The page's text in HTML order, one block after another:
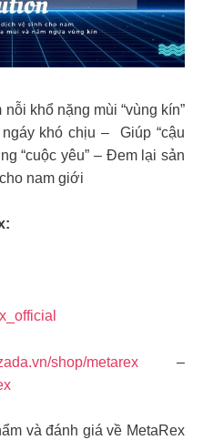
khổ nặng mùi “vùng kín”
khó chịu – Giúp “cậu
“cuộc yêu” – Đem lại sản
nam giới
shop/metarex –
và đánh giá về MetaRex